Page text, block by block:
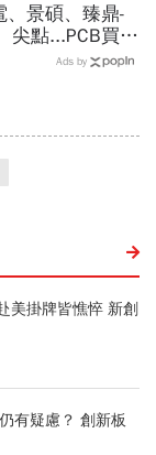
、景碩、臻鼎-
尖點...PCB買誰
龍點名「這檔」
Ads by
美掛牌皆憔悴 新創
有疑慮？ 創新板